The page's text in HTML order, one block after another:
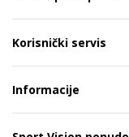
Korisnički servis
Informacije